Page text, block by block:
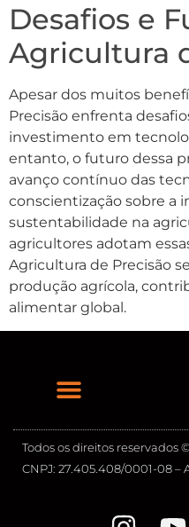
Desafios e
Agricultura
Apesar dos muitos
Precisão enfrenta
investimento em
entanto, o futuro dessa
avanço contínuo das
conscientização sobre a
sustentabilidade na
agricultores adotam
Agricultura de Precisão
produção agrícola,
alimentar global.
Todos os direitos reservados
CNPJ: 27.405.408/0001-08 –